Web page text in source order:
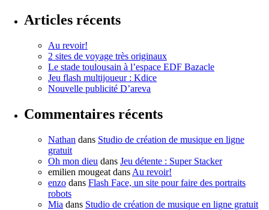
Articles récents
Au revoir!
2 sites de voyage très originaux
Le stade toulousain à l’espace EDF Bazacle
Jeu flash multijoueur : Kdice
Nouvelle publicité D’areva
Commentaires récents
Nathan dans Studio de création de musique en ligne
gratuit
Oh mon dieu dans Jeu détente : Super Stacker
emilien mougeat dans Au revoir!
enzo dans Flash Face, un site pour faire des portraits
robots
Mia dans Studio de création de musique en ligne gratuit